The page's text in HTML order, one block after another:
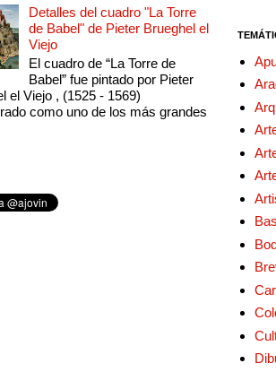
Detalles del cuadro "La Torre
de Babel" de Pieter Brueghel el
Viejo
El cuadro de “La Torre de
Babel” fue pintado por Pieter
el Viejo , (1525 - 1569)
como uno de los más grandes